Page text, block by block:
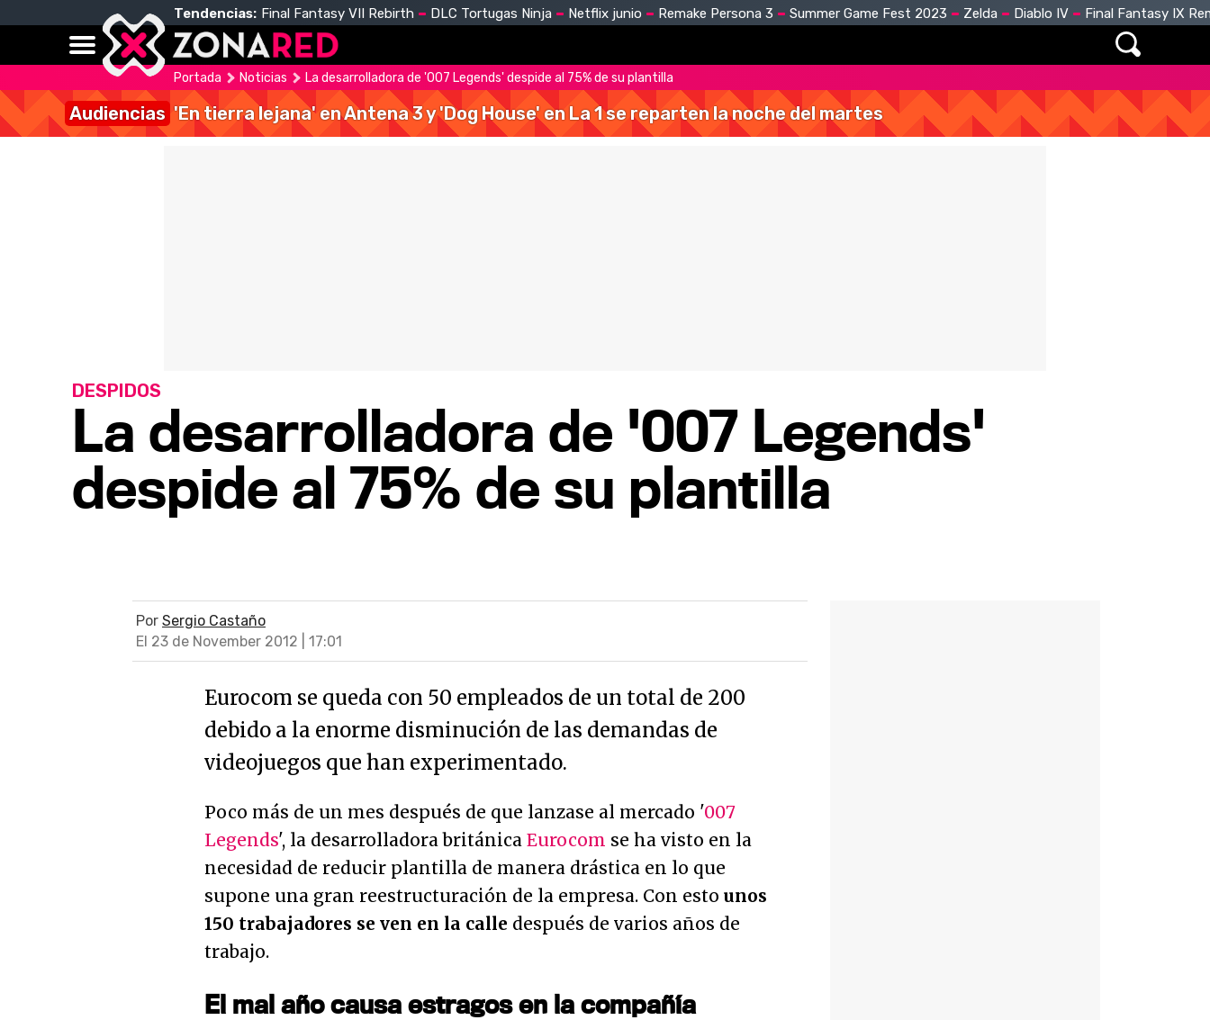
Tendencias: Final Fantasy VII Rebirth DLC Tortugas Ninja Netflix junio Remake Persona 3 Summer Game Fest 2023 Zelda Diablo IV Final Fantasy IX
Portada Noticias La desarrolladora de '007 Legends' despide al 75% de su plantilla
Audiencias 'En tierra lejana' en Antena 3 y 'Dog House' en La 1 se reparten la noche del martes
La desarrolladora de '007 Legends'
despide al 75% de su plantilla
DESPIDOS
Por Sergio Castaño
El 23 de November 2012 | 17:01
Eurocom se queda con 50 empleados de un total de 200
debido a la enorme disminución de las demandas de
videojuegos que han experimentado.
Poco más de un mes después de que lanzase al mercado '007
Legends', la desarrolladora británica Eurocom se ha visto en la
necesidad de reducir plantilla de manera drástica en lo que
supone una gran reestructuración de la empresa. Con esto unos
150 trabajadores se ven en la calle después de varios años de
trabajo.
El mal año causa estragos en la compañía